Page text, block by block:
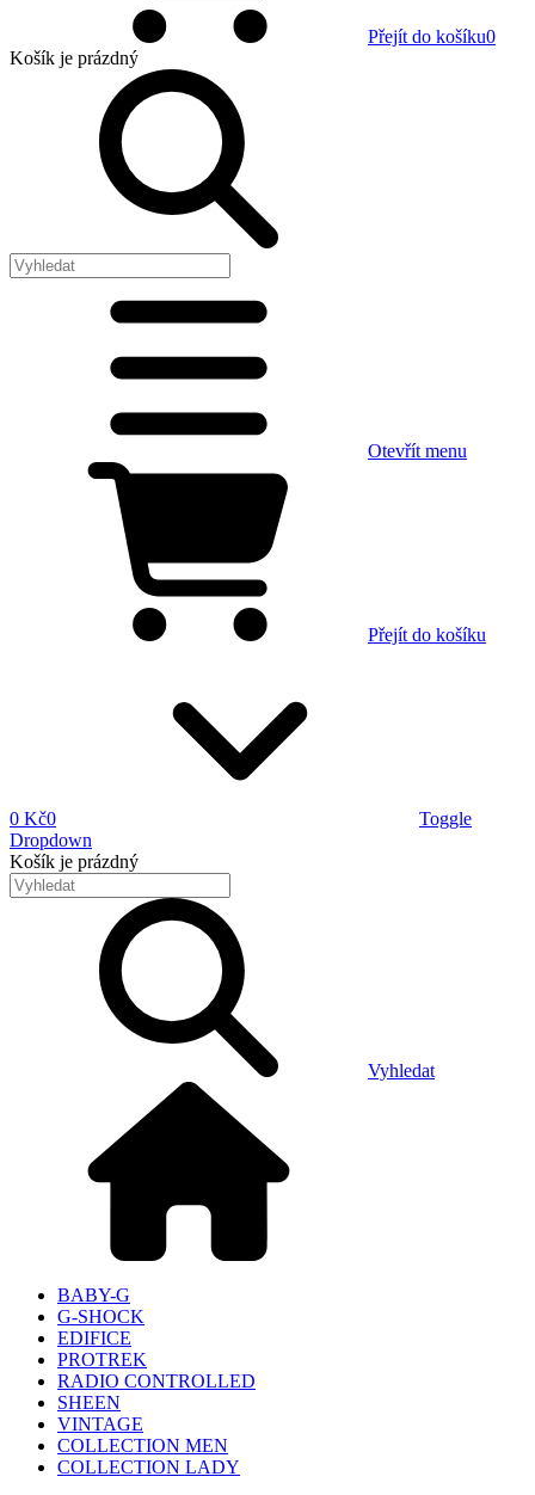
Přejít do košíku0
Košík je prázdný
Otevřít menu
Přejít do košíku
0 Kč0
Toggle
Dropdown
Košík je prázdný
Vyhledat
BABY-G
G-SHOCK
EDIFICE
PROTREK
RADIO CONTROLLED
SHEEN
VINTAGE
COLLECTION MEN
COLLECTION LADY